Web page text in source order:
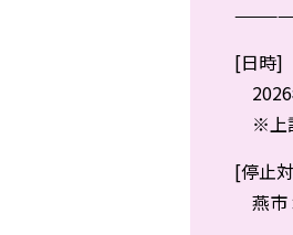
[日時]
2026
※上
[停止
燕市